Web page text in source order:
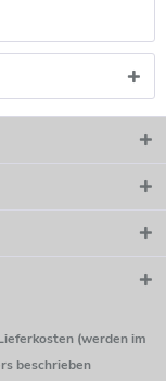
(werden im
beschrieben